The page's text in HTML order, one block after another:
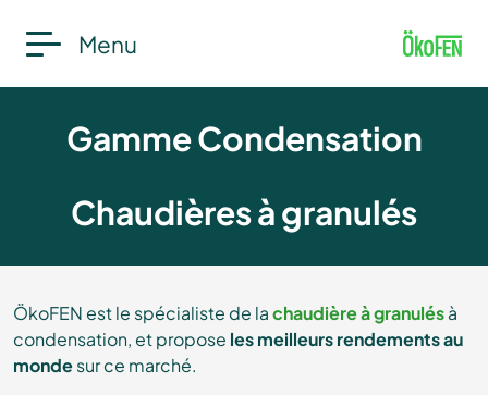
Menu
Gamme Condensation
Chaudières à granulés
ÖkoFEN est le spécialiste de lachaudière à granulésà
condensation, et propose les meilleurs rendements au
mondesur ce marché.